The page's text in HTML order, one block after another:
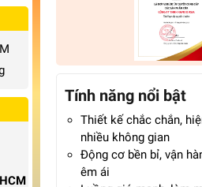
Tính năng nổi bật
Thiết kế chắc chắn,
nhiều không gian
Động cơ bền bỉ, vận
êm ái